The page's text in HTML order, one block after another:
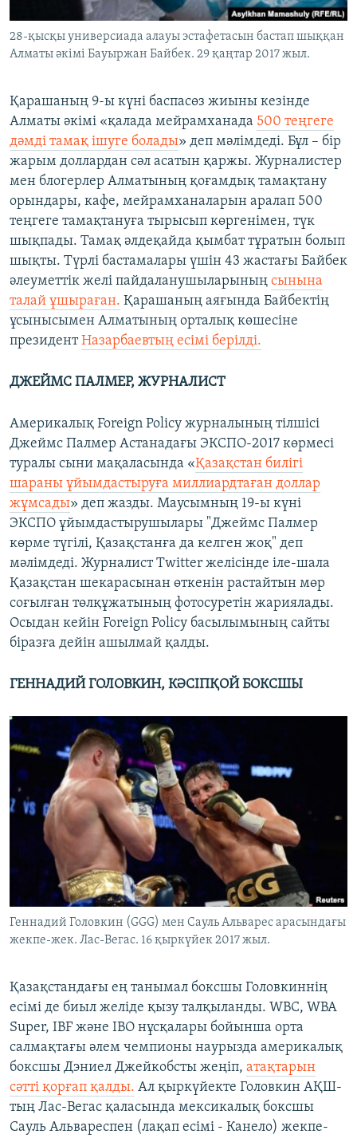
28-қысқы универсиада алауы эстафетасын бастап шыққан
Алматы әкімі Бауыржан Байбек. 29 қаңтар 2017 жыл.
​Қарашаның 9-ы күні баспасөз жиыны кезінде
Алматы әкімі «қалада мейрамханада 500 теңгеге
дәмді тамақ ішуге болады» деп мәлімдеді. Бұл – бір
жарым доллардан сәл асатын қаржы. Журналистер
мен блогерлер Алматының қоғамдық тамақтану
орындары, кафе, мейрамханаларын аралап 500
теңгеге тамақтануға тырысып көргенімен, түк
шықпады. Тамақ әлдеқайда қымбат тұратын болып
шықты. Түрлі бастамалары үшін 43 жастағы Байбек
әлеуметтік желі пайдаланушыларының сынына
талай ұшыраған. Қарашаның аяғында Байбектің
ұсынысымен Алматының орталық көшесіне
президентНазарбаевтың есімі берілді.
ДЖЕЙМС ПАЛМЕР, ЖУРНАЛИСТ
Америкалық Foreign Policy журналының тілшісі
Джеймс Палмер Астанадағы ЭКСПО-2017 көрмесі
туралы сыни мақаласында «Қазақстан билігі
шараны ұйымдастыруға миллиардтаған доллар
жұмсады» деп жазды. Маусымның 19-ы күні
ЭКСПО ұйымдастырушылары "Джеймс Палмер
көрме түгілі, Қазақстанға да келген жоқ" деп
мәлімдеді. Журналист Twitter желісінде іле-шала
Қазақстан шекарасынан өткенін растайтын мөр
соғылған төлқұжатының фотосуретін жариялады.
Осыдан кейін Foreign Policy басылымының сайты
біразға дейін ашылмай қалды.
ГЕННАДИЙ ГОЛОВКИН, КӘСІПҚОЙБОКСШЫ
Геннадий Головкин (GGG) мен Сауль Альварес арасындағы
жекпе-жек. Лас-Вегас. 16 қыркүйек 2017 жыл.
​Қазақстандағы ең танымал боксшы Головкиннің
есімі де биыл желіде қызу талқыланды. WBC, WBA
Super, IBF және IBO нұсқалары бойынша орта
салмақтағы әлем чемпионы наурызда америкалық
боксшы Дэниел Джейкобсты жеңіп, атақтарын
сәтті қорғап қалды. Ал қыркүйекте Головкин АҚШ-
тың Лас-Вегас қаласында мексикалық боксшы
Сауль Альвареспен (лақап есімі - Канело) жекпе-